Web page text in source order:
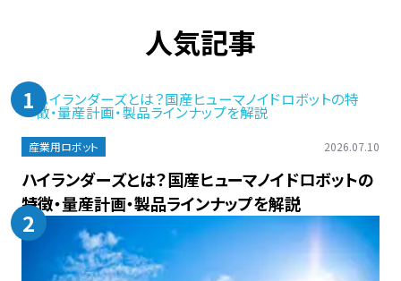
人気記事
1
産業用ロボット 2026.07.10
ハイランダーズとは？国産ヒューマノイドロボットの
特徴・量産計画・製品ラインナップを解説
2